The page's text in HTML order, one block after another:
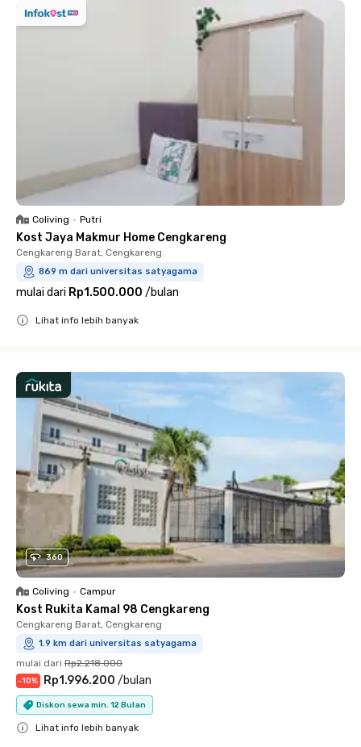
Coliving • Putri
Kost Jaya Makmur Home Cengkareng
Cengkareng Barat, Cengkareng
869 m dari universitas satyagama
mulai dari Rp1.500.000 /bulan
Lihat info lebih banyak
360
Coliving • Campur
Kost Rukita Kamal 98 Cengkareng
Cengkareng Barat, Cengkareng
1.9 km dari universitas satyagama
mulai dari Rp2.218.000
-10% Rp1.996.200 /bulan
Diskon sewa min. 12 Bulan
Lihat info lebih banyak